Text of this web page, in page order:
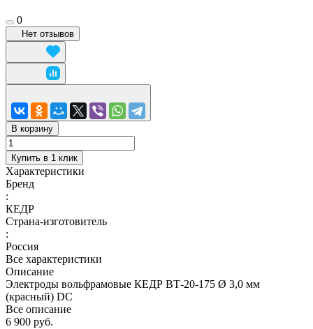
0
Нет отзывов
В корзину
Купить в 1 клик
Характеристики
Бренд
:
КЕДР
Страна-изготовитель
:
Россия
Все характеристики
Описание
Электроды вольфрамовые КЕДР ВТ-20-175 Ø 3,0 мм
(красный) DC
Все описание
6 900 руб.